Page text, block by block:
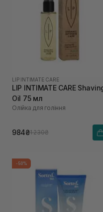
LIP INTIMATE CARE
LIP INTIMATE CARE
Oil 75 мл
Олійка для гоління
984₴1 230₴
-50%